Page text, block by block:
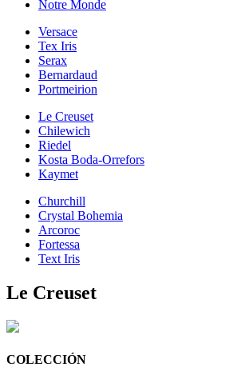
Notre Monde
Versace
Tex Iris
Serax
Bernardaud
Portmeirion
Le Creuset
Chilewich
Riedel
Kosta Boda-Orrefors
Kaymet
Churchill
Crystal Bohemia
Arcoroc
Fortessa
Text Iris
Le Creuset
COLECCIÓN